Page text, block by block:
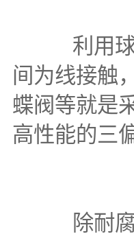
利用球面
间为线接触
蝶阀等就是
高性能的三
除耐腐蚀